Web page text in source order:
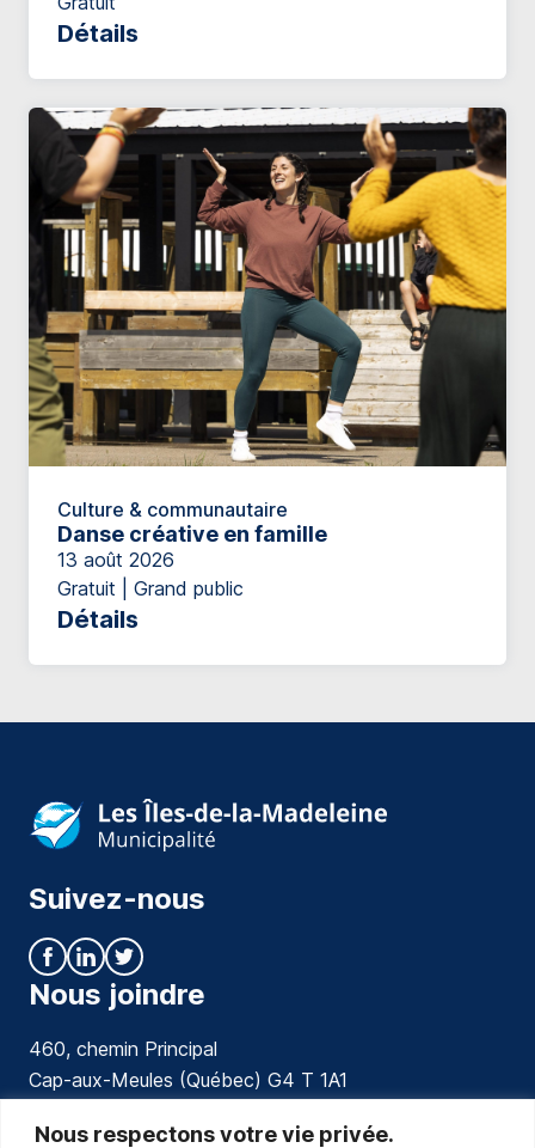
Nous respectons votre vie privée.
Détails
Culture & communautaire
Danse créative en famille
13 août 2026
Gratuit | Grand public
Détails
Suivez-nous
Nous joindre
460, chemin Principal
Cap-aux-Meules (Québec) G4 T 1A1
communications@muniles.ca